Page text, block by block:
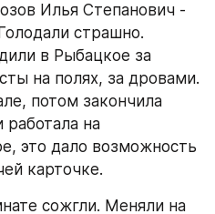
Илья Степанович -
страшно.
в Рыбацкое за
на полях, за дровами.
потом закончила
работала на
это дало возможность
карточке.
сожгли. Меняли на